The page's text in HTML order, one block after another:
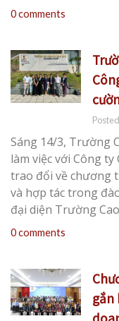
0 comments
Sáng 14/3, Trường
làm việc với Công
trao đổi về chương
và hợp tác trong
đại diện Trường
0 comments
gắn